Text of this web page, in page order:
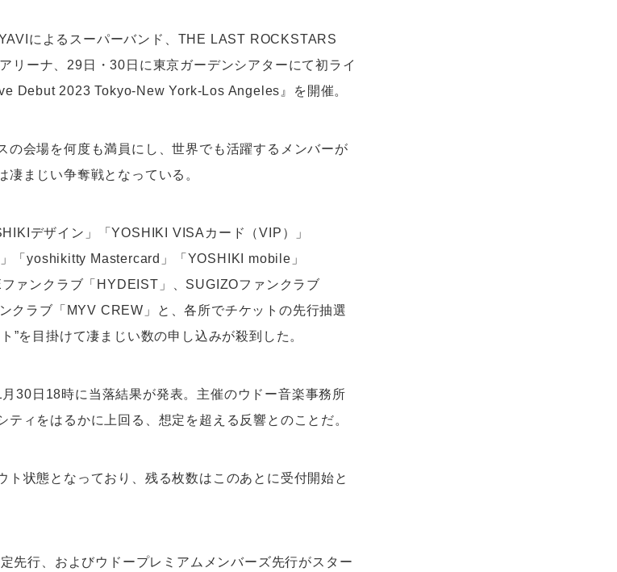
によるスーパーバンド、THE LAST ROCKSTARS
リーナ、29日・30日に東京ガーデンシアターにて初ライ
Debut 2023 Tokyo-New York-Los Angeles』を開催。
の会場を何度も満員にし、世界でも活躍するメンバーが
まじい争奪戦となっている。
デザイン」「YOSHIKI VISAカード（VIP）」
「yoshikitty Mastercard」「YOSHIKI mobile」
ァンクラブ「HYDEIST」、SUGIZOファンクラブ
クラブ「MYV CREW」と、各所でチケットの先行抽選
”を目掛けて凄まじい数の申し込みが殺到した。
30日18時に当落結果が発表。主催のウドー音楽事務所
ティをはるかに上回る、想定を超える反響とのことだ。
ト状態となっており、残る枚数はこのあとに受付開始と
先行、およびウドープレミアムメンバーズ先行がスター